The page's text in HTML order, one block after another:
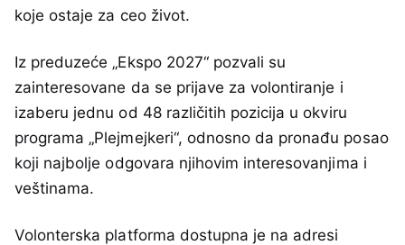
koje ostaje za ceo život.
Iz preduzeće „Ekspo 2027“ pozvali su
zainteresovane da se prijave za volontiranje i
izaberu jednu od 48 različitih pozicija u okviru
programa „Plejmejkeri“, odnosno da pronađu posao
koji najbolje odgovara njihovim interesovanjima i
veštinama.
Volonterska platforma dostupna je na adresi